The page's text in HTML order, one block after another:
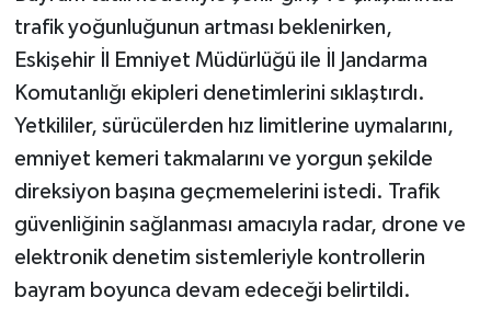
trafik yoğunluğunun artması beklenirken,
Eskişehir İl Emniyet Müdürlüğü ile İl Jandarma
Komutanlığı ekipleri denetimlerini sıklaştırdı.
Yetkililer, sürücülerden hız limitlerine uymalarını,
emniyet kemeri takmalarını ve yorgun şekilde
direksiyon başına geçmemelerini istedi. Trafik
güvenliğinin sağlanması amacıyla radar, drone ve
elektronik denetim sistemleriyle kontrollerin
bayram boyunca devam edeceği belirtildi.